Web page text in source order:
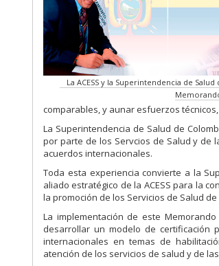
La ACESS y la Superintendencia de
comparables, y aunar esfuerzos
La Superintendencia de Salud de
por parte de los Servcios de Salud y de
acuerdos internacionales.
Toda esta experiencia convierte a la
aliado estratégico de la ACESS para la
la promoción de los Servicios de Salud de
La implementación de este
desarrollar un modelo de certificación
internacionales en temas de
atención de los servicios de salud y de